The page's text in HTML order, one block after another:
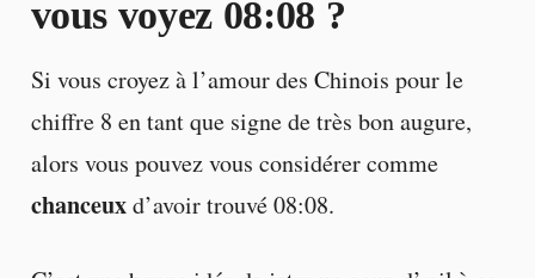
vous voyez 08:08 ?
Si vous croyez à l’amour des Chinois pour le
chiffre 8 en tant que signe de très bon augure,
alors vous pouvez vous considérer comme
chanceuxd’avoir trouvé 08:08.